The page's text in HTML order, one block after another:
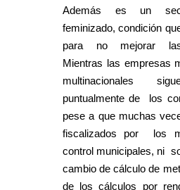
Además es un
feminizado, condición
para no mejorar las
Mientras las empresas
multinacionales
puntualmente de los
pese a que muchas
fiscalizados por los
control municipales, ni
cambio de cálculo de
de los cálculos por